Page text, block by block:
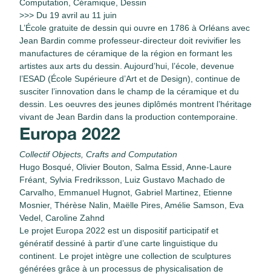
Computation, Céramique, Dessin
>>> Du 19 avril au 11 juin
L’École gratuite de dessin qui ouvre en 1786 à Orléans avec
Jean Bardin comme professeur-directeur doit revivifier les
manufactures de céramique de la région en formant les
artistes aux arts du dessin. Aujourd’hui, l’école, devenue
l’ESAD (École Supérieure d’Art et de Design), continue de
susciter l’innovation dans le champ de la céramique et du
dessin. Les oeuvres des jeunes diplômés montrent l’héritage
vivant de Jean Bardin dans la production contemporaine.
Europa 2022
Collectif Objects, Crafts and Computation
Hugo Bosqué, Olivier Bouton, Salma Essid, Anne-Laure
Fréant, Sylvia Fredriksson, Luiz Gustavo Machado de
Carvalho, Emmanuel Hugnot, Gabriel Martinez, Etienne
Mosnier, Thérèse Nalin, Maëlle Pires, Amélie Samson, Eva
Vedel, Caroline Zahnd
Le projet Europa 2022 est un dispositif participatif et
génératif dessiné à partir d’une carte linguistique du
continent. Le projet intègre une collection de sculptures
générées grâce à un processus de physicalisation de